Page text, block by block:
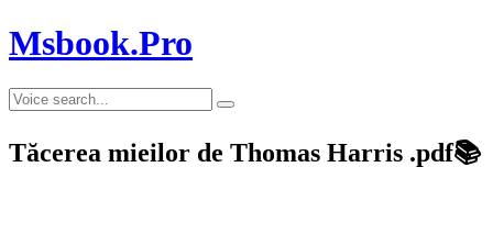
Msbook.Pro
Tăcerea mieilor de Thomas Harris .pdf📚